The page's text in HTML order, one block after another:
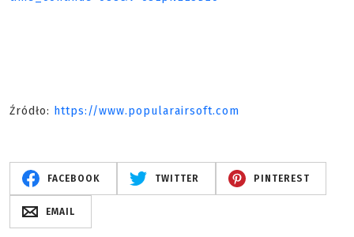
Źródło: https://www.popularairsoft.com
FACEBOOK TWITTER PINTEREST
EMAIL